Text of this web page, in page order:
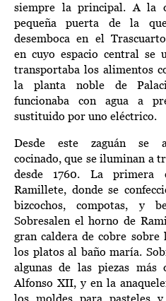
siempre la principal. A la
pequeña puerta
de la
desemboca en el
en cuyo espacio central se
transportaba los alimentos
la planta noble de
funcionaba
con
agua a
sustituido por uno eléctrico.
Desde este zaguán se
cocinado, que se iluminan a
desde 1760.
La primera
Ramillete, donde se
bizcochos, compotas,
y
Sobresalen el horno de
gran caldera de cobre
los platos al baño maría.
algunas de las piezas más
Alfonso XII, y en la
los moldes para pasteles y